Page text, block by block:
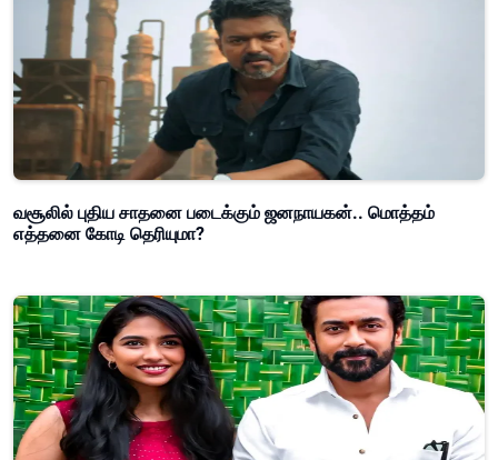
வசூலில் புதிய சாதனை படைக்கும் ஜனநாயகன்.. மொத்தம்
எத்தனை கோடி தெரியுமா?